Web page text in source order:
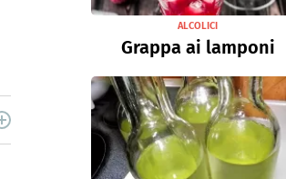
ALCOLICI
Grappa ai lamponi